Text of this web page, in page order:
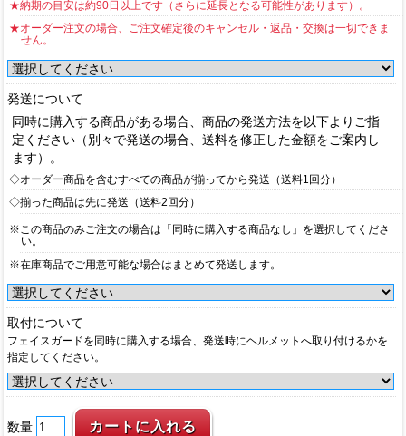
★納期の目安は約90日以上です（さらに延長となる可能性があります）。
★オーダー注文の場合、ご注文確定後のキャンセル・返品・交換は一切できま
せん。
発送について
同時に購入する商品がある場合、商品の発送方法を以下よりご指
定ください（別々で発送の場合、送料を修正した金額をご案内し
ます）。
◇オーダー商品を含むすべての商品が揃ってから発送（送料1回分）
◇揃った商品は先に発送（送料2回分）
※この商品のみご注文の場合は「同時に購入する商品なし」を選択してくださ
い。
※在庫商品でご用意可能な場合はまとめて発送します。
取付について
フェイスガードを同時に購入する場合、発送時にヘルメットへ取り付けるかを
指定してください。
数量